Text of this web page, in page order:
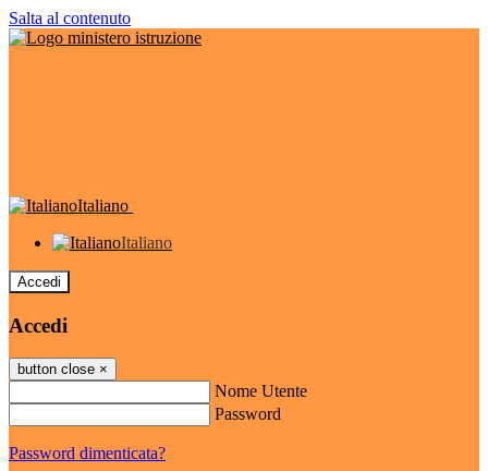
Salta al contenuto
Italiano
Italiano
Accedi
Accedi
button close ×
Nome Utente
Password
Password dimenticata?